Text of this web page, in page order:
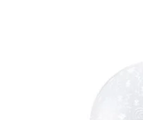
jombo latexovy balon s
velkost 95cm dodavame